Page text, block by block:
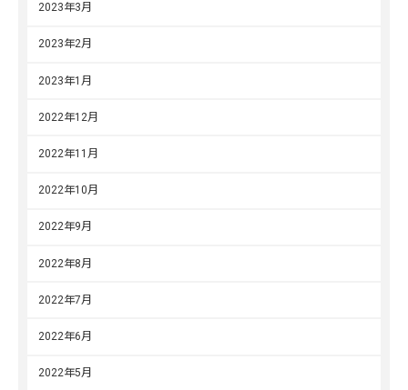
2023年3月
2023年2月
2023年1月
2022年12月
2022年11月
2022年10月
2022年9月
2022年8月
2022年7月
2022年6月
2022年5月